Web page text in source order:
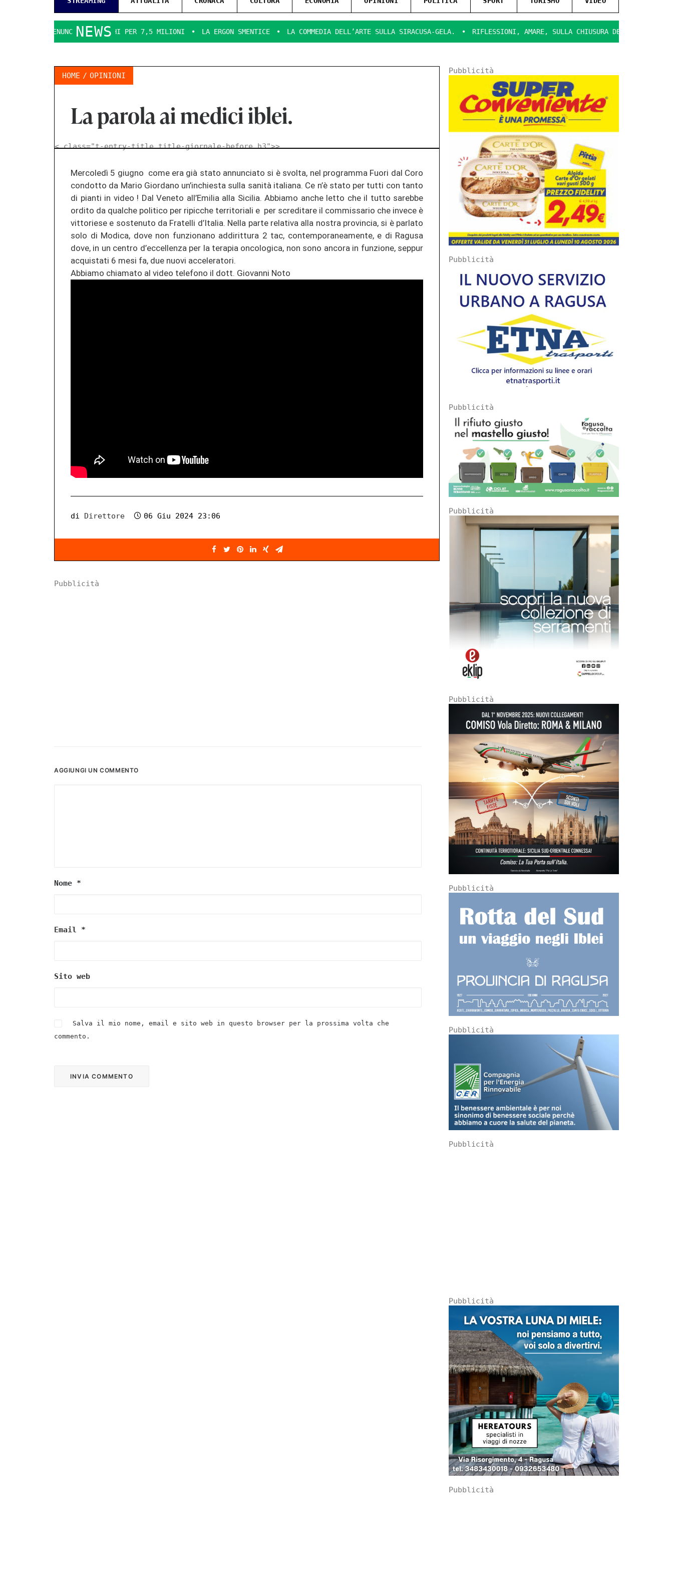
NEWS
INCARICHI PER 7,5 MILIONI LA ERGON SMENTICE LA COMMEDIA DELL’ARTE SULLA SIRACUSA-GELA. RIFLESSIONI, AMARE, SULLA CHIUSURA DEL CINEMA MADISON A
HOME OPINIONI
La parola ai medici iblei.
< class="t-entry-title title-giornale-before h3">>
Mercoledì 5 giug­no come era già stato an­nun­cia­to si è svol­ta, nel pro­gram­ma Fuori dal Coro
con­dot­to da Mario Gior­da­no un’in­chies­ta sulla sanità ita­lia­na. Ce n’è stato per tutti con tanto
di pian­ti in video ! Dal Ve­ne­to all’Emi­lia alla Si­ci­lia. Ab­bia­mo anche letto che il tutto sa­reb­be
or­di­to da qual­che po­li­ti­co per ri­pic­che ter­ri­to­ria­li e per scre­di­ta­re il com­mis­sa­rio che in­ve­ce è
vit­to­ri­ese e sos­te­nu­to da Fra­tel­li d’Ita­lia. Nella parte re­la­ti­va alla nos­tra pro­vin­cia, si è par­la­to
solo di Mo­di­ca, dove non fun­zio­na­no ad­di­rit­tu­ra 2 tac, con­tem­po­ra­nea­men­te, e di Ra­gu­sa
dove, in un cen­tro d’ec­cel­len­za per la te­r­a­pia on­co­lo­gi­ca, non sono an­co­ra in fun­zio­ne, sep­pur
ac­quis­ta­ti 6 mesi fa, due nuovi ac­ce­le­ra­to­ri.
Ab­bia­mo chia­ma­to al video te­le­fo­no il dott. Gio­van­ni Noto
di Direttore 06 Giu 2024 23:06
Pubblicità
AGGIUNGI UN COMMENTO
Nome *
Email *
Sito web
Salva il mio nome, email e sito web in questo browser per la prossima volta che
commento.
Pubblicità
Pubblicità
Pubblicità
Pubblicità
Pubblicità
Pubblicità
Pubblicità
Pubblicità
Pubblicità
Pubblicità